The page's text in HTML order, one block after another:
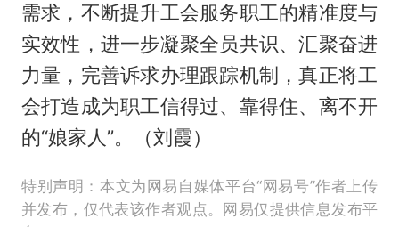
需求，不断提升工会服务职工的精准度与
实效性，进一步凝聚全员共识、汇聚奋进
力量，完善诉求办理跟踪机制，真正将工
会打造成为职工信得过、靠得住、离不开
的“娘家人”。（刘霞）
特别声明：本文为网易自媒体平台“网易号”作者上传
并发布，仅代表该作者观点。网易仅提供信息发布平